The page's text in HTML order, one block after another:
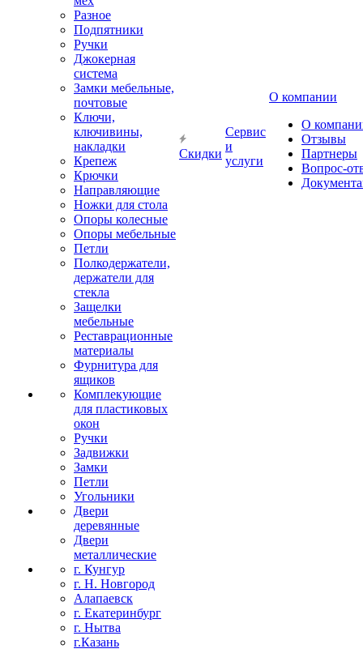
Разное
Подпятники
Ручки
Джокерная
система
Замки мебельные,
почтовые
Ключи,
ключивины,
накладки
Крепеж
Крючки
Направляющие
Ножки для стола
Опоры колесные
Опоры мебельные
Петли
Полкодержатели,
держатели для
стекла
Защелки
мебельные
Реставрационные
материалы
Фурнитура для
ящиков
Комплекующие
для пластиковых
окон
Ручки
Задвижки
Замки
Петли
Угольники
Двери
деревянные
Двери
металлические
г. Кунгур
г. Н. Новгород
Алапаевск
г. Екатеринбург
г. Нытва
г.Казань
Скидки
Сервис
и
услуги
О компании
О
Отзывы
Партнеры
Вопрос-